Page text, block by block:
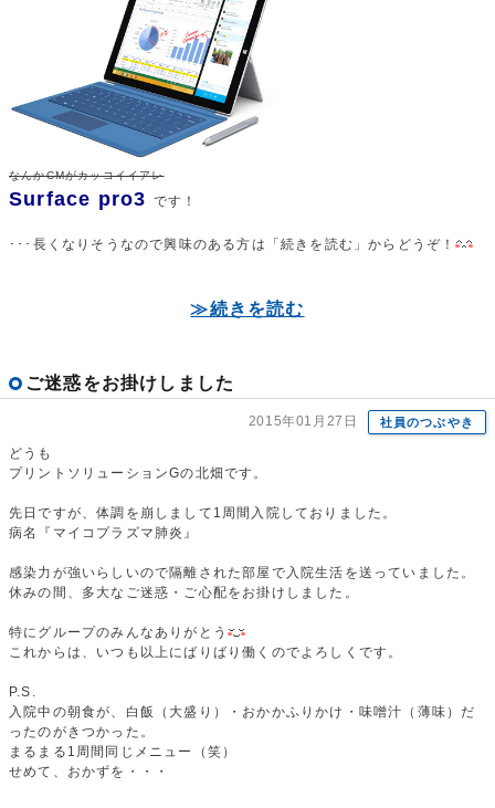
なんかCMがカッコイイアレ
Surface pro3 です！
･･･長くなりそうなので興味のある方は「続きを読む」からどうぞ！
≫続きを読む
ご迷惑をお掛けしました
2015年01月27日 社員のつぶやき
どうも
プリントソリューションGの北畑です。
先日ですが、体調を崩しまして1周間入院しておりました。
病名『マイコプラズマ肺炎』
感染力が強いらしいので隔離された部屋で入院生活を送っていました。
休みの間、多大なご迷惑・ご心配をお掛けしました。
特にグループのみんなありがとう
これからは、いつも以上にばりばり働くのでよろしくです。
P.S.
入院中の朝食が、白飯（大盛り）・おかかふりかけ・味噌汁（薄味）だ
ったのがきつかった。
まるまる1周間同じメニュー（笑）
せめて、おかずを・・・